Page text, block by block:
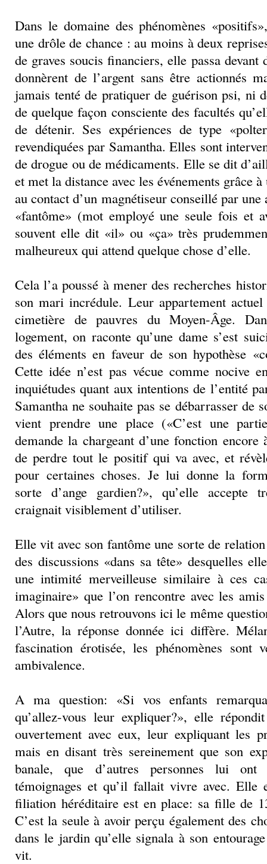
Dans le domaine des phénomènes
une drôle de chance : au moins à deux
de graves soucis financiers, elle passa
donnèrent de l’argent sans être actionnés
jamais tenté de pratiquer de guérison psi, ni
de quelque façon consciente des facultés
de détenir. Ses expériences de type
revendiquées par Samantha. Elles sont
de drogue ou de médicaments. Elle se dit
et met la distance avec les événements grâce
au contact d’un magnétiseur conseillé par
«fantôme» (mot employé une seule fois et
souvent elle dit «il» ou «ça» très
malheureux qui attend quelque chose d’elle.
Cela l’a poussé à mener des recherches
son mari incrédule. Leur appartement
cimetière de pauvres du Moyen-Âge.
logement, on raconte qu’une dame s’est
des éléments en faveur de son hypothèse
Cette idée n’est pas vécue comme nocive
inquiétudes quant aux intentions de l’entité
Samantha ne souhaite pas se débarrasser de
vient prendre une place («C’est une
demande la chargeant d’une fonction
de perdre tout le positif qui va avec, et
pour certaines choses. Je lui donne la
sorte d’ange gardien?», qu’elle accepte
craignait visiblement d’utiliser.
Elle vit avec son fantôme une sorte de
des discussions «dans sa tête» desquelles
une intimité merveilleuse similaire à ces
imaginaire» que l’on rencontre avec les
Alors que nous retrouvons ici le même
l’Autre, la réponse donnée ici diffère.
fascination érotisée, les phénomènes sont
ambivalence.
A ma question: «Si vos enfants
qu’allez-vous leur expliquer?», elle
ouvertement avec eux, leur expliquant les
mais en disant très sereinement que son
banale, que d’autres personnes lui ont
témoignages et qu’il fallait vivre avec. Elle
filiation héréditaire est en place: sa fille de
C’est la seule à avoir perçu également des
dans le jardin qu’elle signala à son
vit.